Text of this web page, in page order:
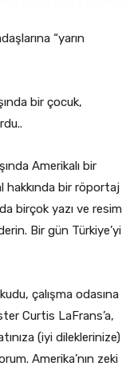
“yarın
bir çocuk,
Amerikalı bir
hakkında bir röportaj
birçok yazı ve resim
Bir gün Türkiye’yi
çalışma odasına
Curtis LaFrans’a,
(iyi dileklerinize)
Amerika’nın zeki